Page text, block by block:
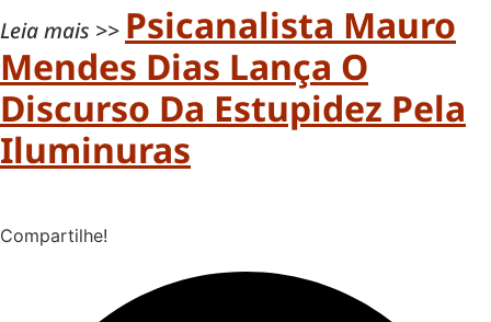
Leia mais >> Psicanalista Mauro
Mendes Dias Lança O
Discurso Da Estupidez Pela
Iluminuras
Compartilhe!